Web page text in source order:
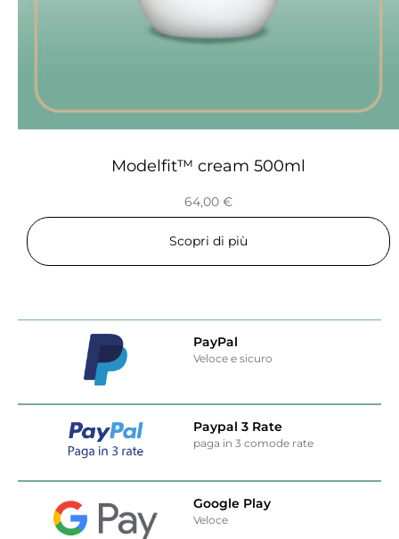
Modelfit™ cream 500ml
64,00 €
Scopri di più
PayPal
Veloce e sicuro
Paypal 3 Rate
paga in 3 comode rate
Google Play
Veloce